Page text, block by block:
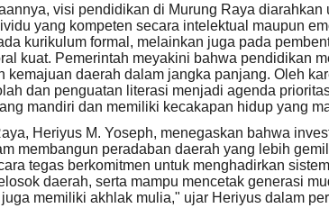
visi pendidikan di Murung Raya diarahkan
yang kompeten secara intelektual maupun
kurikulum formal, melainkan juga pada
kuat. Pemerintah meyakini bahwa pendidikan
kemajuan daerah dalam jangka panjang. Oleh
dan penguatan literasi menjadi agenda
mandiri dan memiliki kecakapan hidup yang
Heriyus M. Yoseph, menegaskan bahwa
membangun peradaban daerah yang lebih
tegas berkomitmen untuk menghadirkan
daerah, serta mampu mencetak generasi
memiliki akhlak mulia," ujar Heriyus dalam